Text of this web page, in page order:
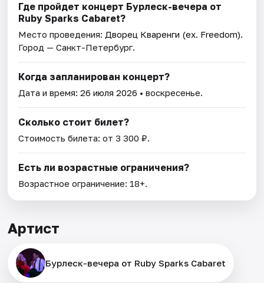
Где пройдет концерт Бурлеск-вечера от
Ruby Sparks Cabaret?
Место проведения: Дворец Кваренги (ex. Freedom).
Город — Санкт-Петербург.
Когда запланирован концерт?
Дата и время:26 июля 2026 • воскресенье.
Сколько стоит билет?
Стоимость билета: от 3 300 ₽.
Есть ли возрастные ограничения?
Возрастное ограничение: 18+.
Артист
Бурлеск-вечера от Ruby Sparks Cabaret